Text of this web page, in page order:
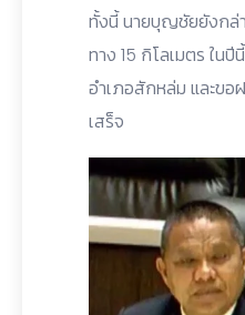
ทั้งนี้ นายบุญชัยยังกล่
ทาง 15 กิโลเมตร ใน
อำเภอสักหล่ม และขอ
เสร็จ